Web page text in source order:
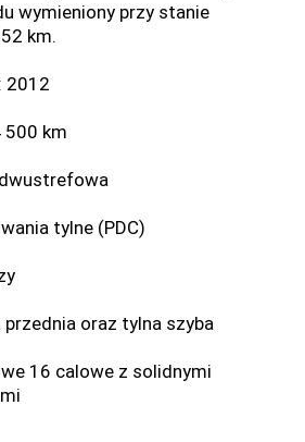
wymieniony przy stanie
km.
2012
500 km
tylne (PDC)
przednia oraz tylna szyba
16 calowe z solidnymi